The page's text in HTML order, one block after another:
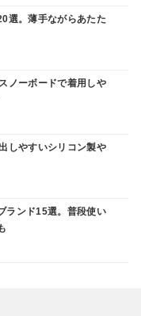
選。薄手ながらあたた
ノーボードで着用しや
しやすいシリコン製や
ランド15選。普段使い